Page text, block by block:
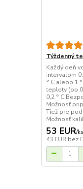
Týždenný
Každý deň
intervalom
° C alebo 1
teploty (po
0,2 ° C
Možnosť
Tiež pre
Možnosť
53 EUR/ks
43 EUR bez